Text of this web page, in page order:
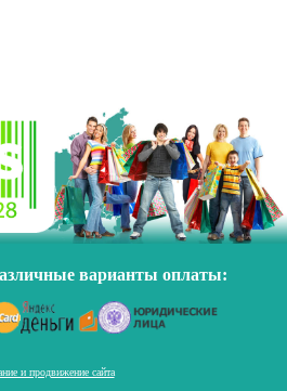
варианты оплаты:
и продвижение сайта